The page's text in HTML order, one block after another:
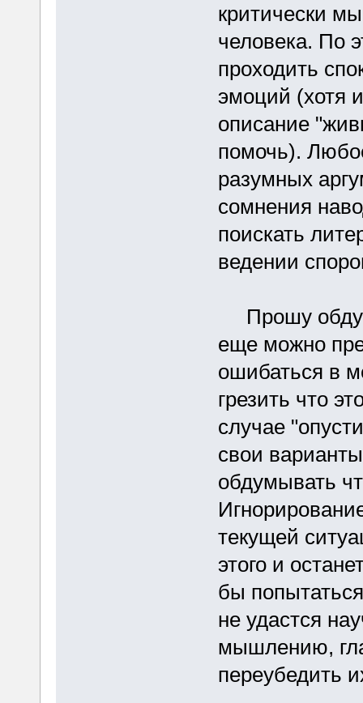
критически
человека. По
проходить
эмоций (хотя
описание
помочь).
разумных
сомнения
поискать
ведении
Прошу
еще можно
ошибаться в
грезить что
случае
свои
обдумывать
текущей
этого и
бы
не удастся
мышлению,
переубедить